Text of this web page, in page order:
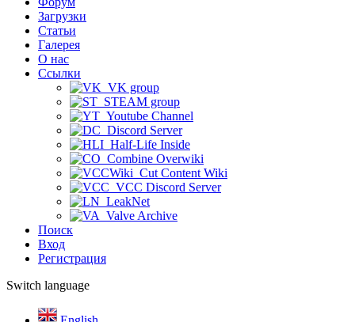
Загрузки
Статьи
Галерея
О нас
Ссылки
VK group
STEAM group
Youtube Channel
Discord Server
Half-Life Inside
Combine Overwiki
Cut Content Wiki
VCC Discord Server
LeakNet
Valve Archive
Поиск
Вход
Регистрация
Switch language